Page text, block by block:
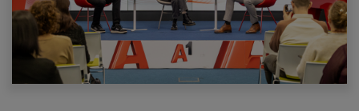
Поддршка
Надополни кредит